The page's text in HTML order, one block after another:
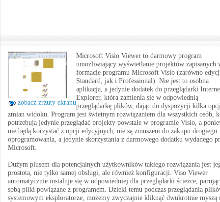
zobacz zrzuty ekranu
Microsoft Visio Viewer to darmowy program
umożliwiający wyświetlanie projektów zapisanych
formacie programu Microsoft Visio (zarówno
Standard, jak i Professional). Nie jest to osobna
aplikacja, a jedynie dodatek do przeglądarki
Explorer, która zamienia się w odpowiednią
przeglądarkę plików, dając do dyspozycji kilka
zmian widoku. Program jest świetnym rozwiązaniem dla wszystkich osób,
potrzebują jedynie przeglądać projekty powstałe w programie Visio, a
nie będą korzystać z opcji edycyjnych, nie są zmuszeni do zakupu drogiego
oprogramowania, a jedynie skorzystania z darmowego dodatku wydanego
Microsoft.
Dużym plusem dla potencjalnych użytkowników takiego rozwiązania jest
prostota, nie tylko samej obsługi, ale również konfiguracji. Viso Viewer
automatycznie instaluje się w odpowiedniej dla przeglądarki ścieżce,
sobą pliki powiązane z programem. Dzięki temu podczas przeglądania
systemowym eksploratorze, możemy zwyczajnie kliknąć dwukrotnie myszą